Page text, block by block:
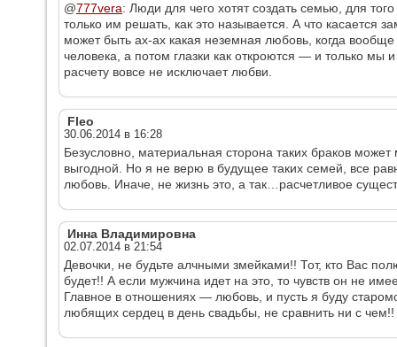
@777vera: Люди для чего хотят создать семью, для
только им решать, как это называется. А что касается
может быть ах-ах какая неземная любовь, когда
человека, а потом глазки как откроются — и только мы
расчету вовсе не исключает любви.
Fleo
30.06.2014 в 16:28
Безусловно, материальная сторона таких браков может
выгодной. Но я не верю в будущее таких семей, все
любовь. Иначе, не жизнь это, а так…расчетливое
Инна Владимировна
02.07.2014 в 21:54
Девочки, не будьте алчными змейками!! Тот, кто Вас
будет!! А если мужчина идет на это, то чувств он не
Главное в отношениях — любовь, и пусть я буду
любящих сердец в день свадьбы, не сравнить ни с чем!!